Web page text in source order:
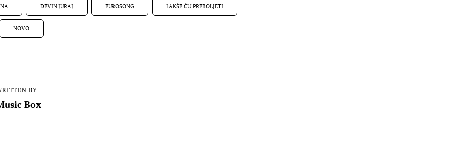
DEVIN JURAJ EUROSONG LAKŠE ĆU PREBOLJETI
NOVO
BY
Box